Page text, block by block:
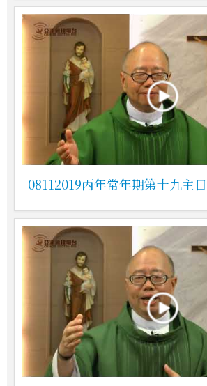
08112019丙年常年期第十九主日